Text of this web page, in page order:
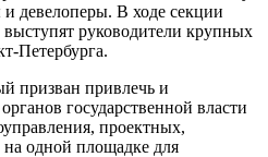
девелоперы. В ходе секции
выступят руководители крупных
Петербурга.
призван привлечь и
государственной власти
проектных,
на одной площадке для